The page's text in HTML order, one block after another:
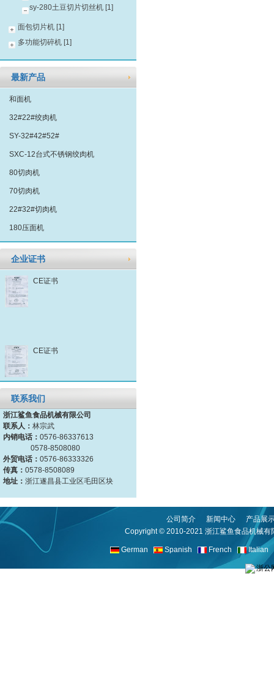
sy-280土豆切片切丝机 [1]
面包切片机 [1]
多功能切碎机 [1]
最新产品
和面机
32#22#绞肉机
SY-32#42#52#
SXC-12台式不锈钢绞肉机
80切肉机
70切肉机
22#32#切肉机
180压面机
企业证书
CE证书
CE证书
联系我们
浙江鲨鱼食品机械有限公司
联系人： 林宗武
内销电话： 0576-86337613
0578-8508080
外贸电话： 0576-86333326
传真： 0578-8508089
地址： 浙江遂昌县工业区毛田区块
公司简介 新闻中心
产品展
Copyright © 2010-2021 浙江鲨鱼食品机械有
German Spanish French Italian
浙公